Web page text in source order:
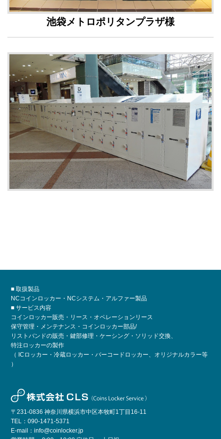
池袋メトロポリタンプラザ様
〒231-0836 神奈川県横浜市中区本牧町1丁目16-11
TEL：090-1471-5371
E-mail：info@coinlocker.jp
■ 取扱製品
NCコインロッカー・NCシステム・アルファー製品
■ サービス内容
コインロッカー販売・リース・オペレーションリース
保守管理・メンテナンス・コインロッカー部品/
リストバンドの販売・鍵部修理・ケーシング・ソリッド交換、
特注ロッカーの製作
（ ICロッカー・冷蔵ロッカー・バーコードロッカー、オリジナルカラー等
）